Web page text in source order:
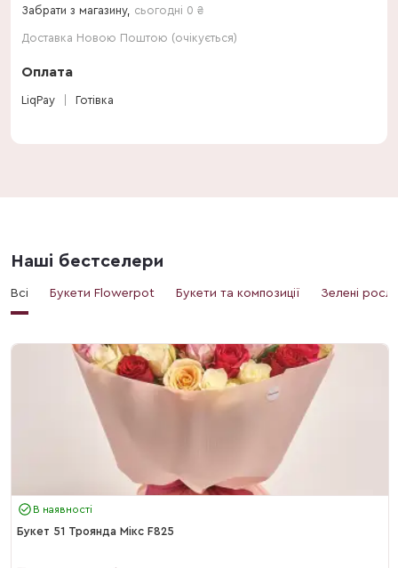
Забрати з магазину, сьогодні 0 ₴
Доставка Новою Поштою (очікується)
Оплата
LiqPay Готівка
Наші бестселери
Всі Букети Flowerpot Букети та композиції Зелені
В наявності
Букет 51 Троянда Мікс F825